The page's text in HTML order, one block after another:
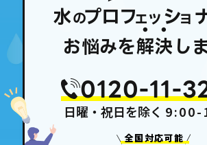
水のプロフェッショ
お悩みを解
●
決
●
し
0120-11-
日曜・祝日を除く 9:00-
全国対応可能